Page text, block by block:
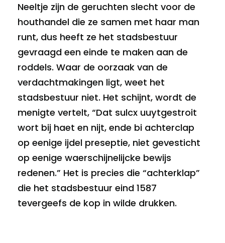
Neeltje zijn de geruchten slecht voor de
houthandel die ze samen met haar man
runt, dus heeft ze het stadsbestuur
gevraagd een einde te maken aan de
roddels. Waar de oorzaak van de
verdachtmakingen ligt, weet het
stadsbestuur niet. Het schijnt, wordt de
menigte vertelt, “Dat sulcx uuytgestroit
wort bij haet en nijt, ende bi achterclap
op eenige ijdel preseptie, niet gevesticht
op eenige waerschijnelijcke bewijs
redenen.” Het is precies die “achterklap”
die het stadsbestuur eind 1587
tevergeefs de kop in wilde drukken.